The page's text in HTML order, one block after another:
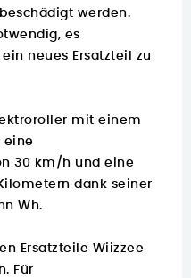
werden.
es
neues Ersatzteil zu
mit einem
eine
30 km/h und eine
dank seiner
Wh.
Ersatzteile Wiizzee
Für